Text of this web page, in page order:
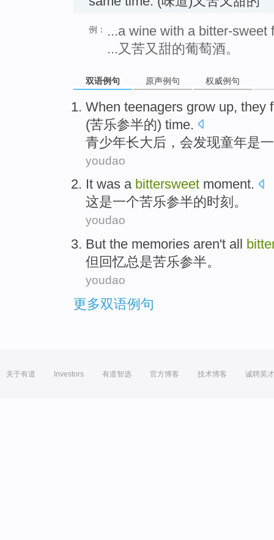
例：
...a wine with a bitter-sweet
...又苦又甜的葡萄酒。
双语例句 原声例句 权威例句
When teenagers grow up,
(苦乐参半的) time.
青少年长大后，会发现童年是
youdao
It was a bittersweet moment.
这是一个苦乐参半的时刻 。
youdao
But the memories aren't all
但 回忆总是苦乐参半。
youdao
更多双语例句
关于有道 Investors 有道智选 官方博客 技术博客 诚聘英才